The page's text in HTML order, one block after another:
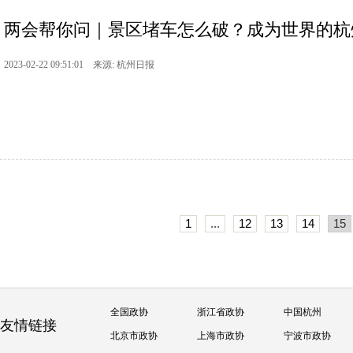
两会帮你问｜景区堵车怎么破？成为世界的
2023-02-22 09:51:01 来源: 杭州日报
1 ... 12 13 14 15
友情链接
全国政协 浙江省政协 中国杭州
北京市政协 上海市政协 宁波市政协